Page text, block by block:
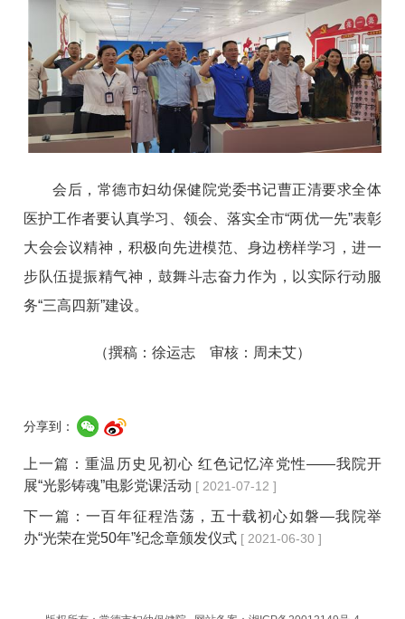
会后，常德市妇幼保健院党委书记曹正清要求全体
医护工作者要认真学习、领会、落实全市“两优一先”表彰
大会会议精神，积极向先进模范、身边榜样学习，进一
步队伍提振精气神，鼓舞斗志奋力作为，以实际行动服
务“三高四新”建设。
（撰稿：徐运志 审核：周未艾）
分享到：
上一篇：重温历史见初心 红色记忆淬党性——我院开
展“光影铸魂”电影党课活动 [ 2021-07-12 ]
下一篇：一百年征程浩荡，五十载初心如磐—我院举
办“光荣在党50年”纪念章颁发仪式 [ 2021-06-30 ]